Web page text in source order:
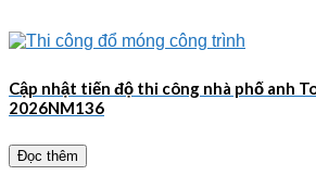
Cập nhật tiến độ thi công nhà phố anh
2026NM136
Đọc thêm